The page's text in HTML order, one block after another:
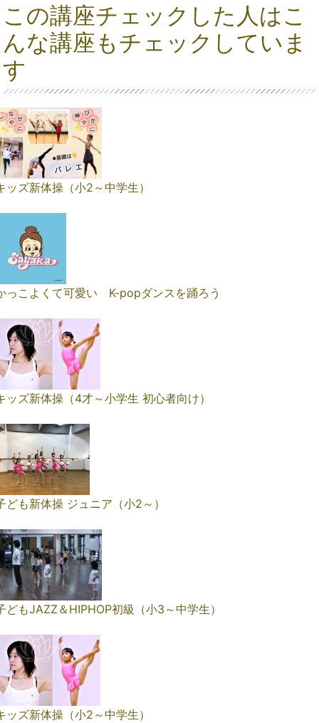
この講座チェックした人はこ
んな講座もチェックしていま
す
ッズ新体操（小2～中学生）
っこよくて可愛い K-popダンスを踊ろう
ッズ新体操（4才～小学生 初心者向け）
ども新体操 ジュニア（小2～）
どもJAZZ＆HIPHOP初級（小3～中学生）
ッズ新体操（小2～中学生）